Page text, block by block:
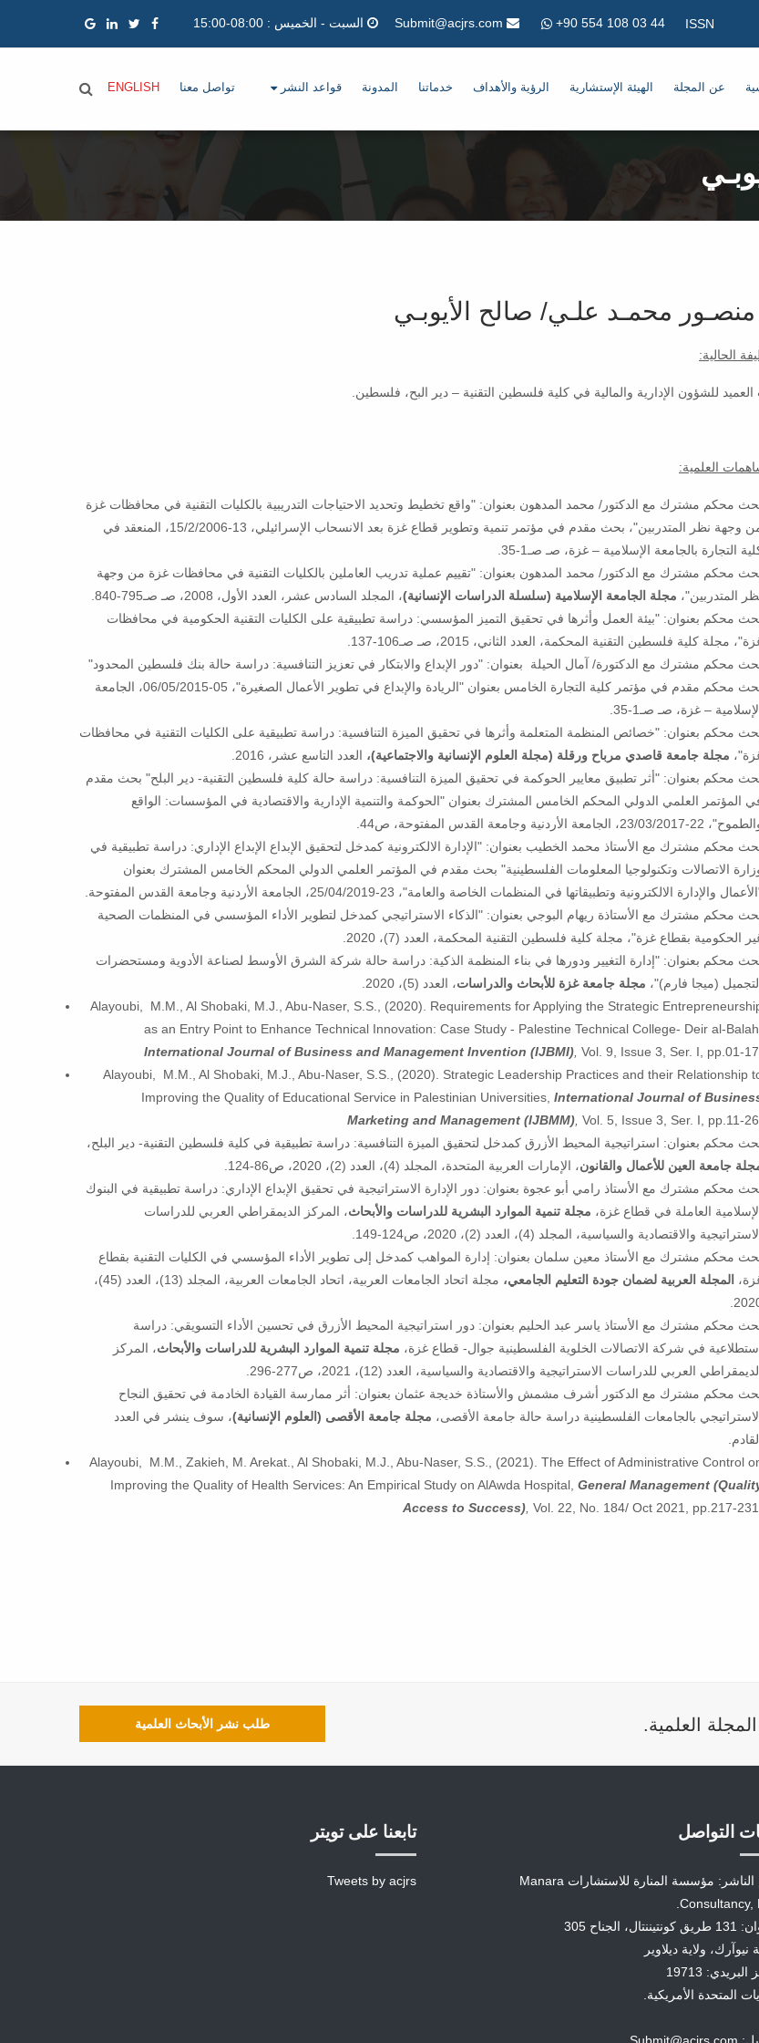
ISSN
+90 554 108 03 44 السبت - الخميس : 08:00-15:00
عن المجلة الهيئة الإستشارية الرؤية والأهداف خدماتنا المدونة قواعد النشر تواصل معنا ENGLISH
محمـد علـي/ صالح الأيوبـي
الحالية:
العميد للشؤون الإدارية والمالية في كلية فلسطين التقنية – دير البح، فلسطين.
العلمية:
محكم مشترك مع الدكتور/ محمد المدهون بعنوان: "واقع تخطيط وتحديد الاحتياجات التدريبية بالكليات التقنية في محافظات غزة
من وجهة نظر المتدربين"، بحث مقدم في مؤتمر تنمية وتطوير قطاع غزة بعد الانسحاب الإسرائيلي، 13-15/2/2006، المنعقد في
التجارة بالجامعة الإسلامية – غزة، صـ صـ1-35.
محكم مشترك مع الدكتور/ محمد المدهون بعنوان: "تقييم عملية تدريب العاملين بالكليات التقنية في محافظات غزة من وجهة
المتدربين"، مجلة الجامعة الإسلامية (سلسلة الدراسات الإنسانية)، المجلد السادس عشر، العدد الأول، 2008، صـ صـ795-840.
محكم بعنوان: "بيئة العمل وأثرها في تحقيق التميز المؤسسي: دراسة تطبيقية على الكليات التقنية الحكومية في محافظات
مجلة كلية فلسطين التقنية المحكمة، العدد الثاني، 2015، صـ صـ106-137.
محكم مشترك مع الدكتورة/ آمال الحيلة بعنوان: "دور الإبداع والابتكار في تعزيز التنافسية: دراسة حالة بنك فلسطين المحدود"
بحث محكم مقدم في مؤتمر كلية التجارة الخامس بعنوان "الريادة والإبداع في تطوير الأعمال الصغيرة"، 05-06/05/2015، الجامعة
– غزة، صـ صـ1-35.
محكم بعنوان: "خصائص المنظمة المتعلمة وأثرها في تحقيق الميزة التنافسية: دراسة تطبيقية على الكليات التقنية في محافظات
مجلة جامعة قاصدي مرباح ورقلة (مجلة العلوم الإنسانية والاجتماعية)، العدد التاسع عشر، 2016.
محكم بعنوان: "أثر تطبيق معايير الحوكمة في تحقيق الميزة التنافسية: دراسة حالة كلية فلسطين التقنية- دير البلح" بحث مقدم
المؤتمر العلمي الدولي المحكم الخامس المشترك بعنوان "الحوكمة والتنمية الإدارية والاقتصادية في المؤسسات: الواقع
22-23/03/2017، الجامعة الأردنية وجامعة القدس المفتوحة، ص44.
محكم مشترك مع الأستاذ محمد الخطيب بعنوان: "الإدارة الالكترونية كمدخل لتحقيق الإبداع الإبداع الإداري: دراسة تطبيقية في
الاتصالات وتكنولوجيا المعلومات الفلسطينية" بحث مقدم في المؤتمر العلمي الدولي المحكم الخامس المشترك بعنوان
والإدارة الالكترونية وتطبيقاتها في المنظمات الخاصة والعامة"، 23-25/04/2019، الجامعة الأردنية وجامعة القدس المفتوحة.
محكم مشترك مع الأستاذة ريهام البوجي بعنوان: "الذكاء الاستراتيجي كمدخل لتطوير الأداء المؤسسي في المنظمات الصحية
الحكومية بقطاع غزة"، مجلة كلية فلسطين التقنية المحكمة، العدد (7)، 2020.
محكم بعنوان: "إدارة التغيير ودورها في بناء المنظمة الذكية: دراسة حالة شركة الشرق الأوسط لصناعة الأدوية ومستحضرات
(ميجا فارم)"، مجلة جامعة غزة للأبحاث والدراسات، العدد (5)، 2020.
Alayoubi, M.M., Al Shobaki, M.J., Abu-Naser, S.S., (2020). Requirements for Applying the Strategic
as an Entry Point to Enhance Technical Innovation: Case Study - Palestine Technical College- Deir al-Balah,
International Journal of Business and Management Invention (IJBMI) Vol. 9, Issue 3, Ser. I, pp.01-17.
Alayoubi, M.M., Al Shobaki, M.J., Abu-Naser, S.S., (2020). Strategic Leadership Practices and their Relationship
Improving the Quality of Educational Service in Palestinian Universities, International Journal of
Marketing and Management (IJBMM) Vol. 5, Issue 3, Ser. I, pp.11-26.
محكم بعنوان: استراتيجية المحيط الأزرق كمدخل لتحقيق الميزة التنافسية: دراسة تطبيقية في كلية فلسطين التقنية- دير البلح،
جامعة العين للأعمال والقانون، الإمارات العربية المتحدة، المجلد (4)، العدد (2)، 2020، ص86-124.
محكم مشترك مع الأستاذ رامي أبو عجوة بعنوان: دور الإدارة الاستراتيجية في تحقيق الإبداع الإداري: دراسة تطبيقية في البنوك
العاملة في قطاع غزة، مجلة تنمية الموارد البشرية للدراسات والأبحاث، المركز الديمقراطي العربي للدراسات
والاقتصادية والسياسية، المجلد (4)، العدد (2)، 2020، ص124-149.
محكم مشترك مع الأستاذ معين سلمان بعنوان: إدارة المواهب كمدخل إلى تطوير الأداء المؤسسي في الكليات التقنية بقطاع
المجلة العربية لضمان جودة التعليم الجامعي،
مجلة اتحاد الجامعات العربية، اتحاد الجامعات العربية، المجلد (13)، العدد (45)،
محكم مشترك مع الأستاذ ياسر عبد الحليم بعنوان: دور استراتيجية المحيط الأزرق في تحسين الأداء التسويقي: دراسة
في شركة الاتصالات الخلوية الفلسطينية جوال- قطاع غزة، مجلة تنمية الموارد البشرية للدراسات والأبحاث، المركز
العربي للدراسات الاستراتيجية والاقتصادية والسياسية، العدد (12)، 2021، ص277-296.
محكم مشترك مع الدكتور أشرف مشمش والأستاذة خديجة عثمان بعنوان: أثر ممارسة القيادة الخادمة في تحقيق النجاح
بالجامعات الفلسطينية دراسة حالة جامعة الأقصى، مجلة جامعة الأقصى (العلوم الإنسانية)، سوف ينشر في العدد
Alayoubi, M.M., Zakieh, M. Arekat., Al Shobaki, M.J., Abu-Naser, S.S., (2021). The Effect of Administrative Control
Improving the Quality of Health Services: An Empirical Study on AlAwda Hospital, General Management
Access to Success) Vol. 22, No. 184/ Oct 2021, pp.217-231.
العلمية. طلب نشر الأبحاث العلمية
التواصل
اسم الناشر: مؤسسة المنارة للاستشارات Manara
Consultancy,
الجناح 305
نيوآرك، ولاية ديلاوير
19713
المتحدة الأمريكية.
تابعنا على تويتر
Tweets by acjrs